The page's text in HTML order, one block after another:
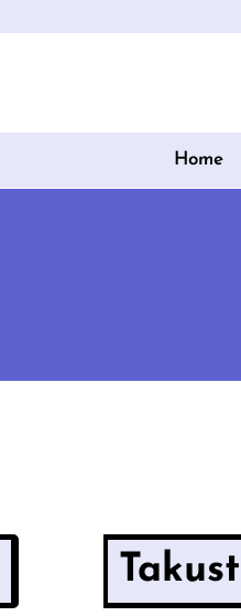
Home